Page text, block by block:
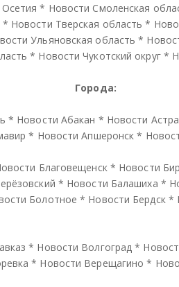
* Новости Смоленская
* Новости Тверская область *
Ульяновская область *
* Новости Чукотский округ*
Города:
* Новости Абакан * Новости
* Новости Апшеронск *
Благовещенск* Новости
* Новости Балашиха *
Болотное * Новости Бердск*
* Новости Волгоград *
* Новости Верещагино *